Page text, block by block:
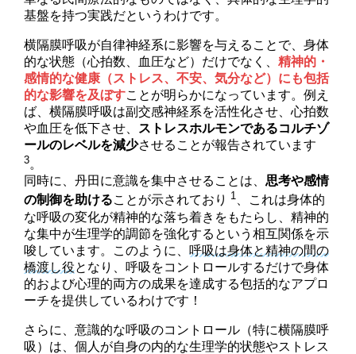
基盤を持つ実践だというわけです。
横隔膜呼吸が自律神経系に影響を与えることで、身体
的な状態（心拍数、血圧など）だけでなく、精神的・
感情的な健康（ストレス、不安、気分など）にも包括
的な影響を及ぼすことが明らかになっています。例え
ば、横隔膜呼吸は副交感神経系を活性化させ、心拍数
や血圧を低下させ、 ストレスホルモンであるコルチゾ
ールのレベルを減少させることが報告されています
3。
同時に、丹田に意識を集中させることは、思考や感情
の制御を助けることが示されており 1、これは身体的
な呼吸の変化が精神的な落ち着きをもたらし、精神的
な集中が生理学的調節を強化するという相互関係を示
唆しています。このように、呼吸は身体と精神の間の
橋渡し役となり、呼吸をコントロールするだけで身体
的および心理的両方の成果を達成する包括的なアプロ
ーチを提供しているわけです！
さらに、意識的な呼吸のコントロール（特に横隔膜呼
吸）は、個人が自身の内的な生理学的状態やストレス